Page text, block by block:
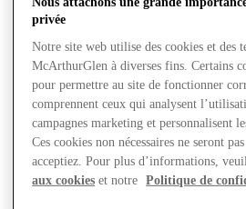
Nous rendre visite
privée
Notre site web utilise des cookies et des
McArthurGlen à diverses fins. Certains
pour permettre au site de fonctionner
comprennent ceux qui analysent
campagnes marketing et personnalisent
Ces cookies non nécessaires ne seront
acceptiez. Pour plus d’informations,
aux cookies et notre Politique de